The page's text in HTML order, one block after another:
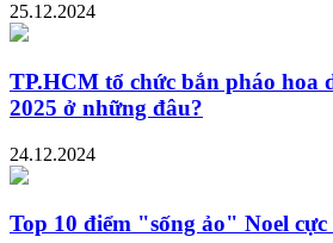
25.12.2024
TP.HCM tổ chức bắn pháo hoa
2025 ở những đâu?
24.12.2024
Top 10 điểm "sống ảo" Noel